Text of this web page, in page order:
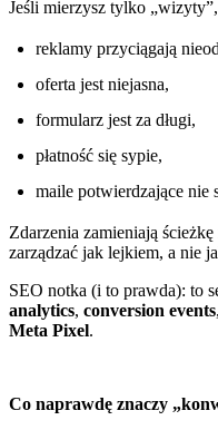
Jeśli mierzysz tylko
reklamy przyciągają
oferta jest niejasna,
formularz jest za długi,
płatność się sypie,
maile potwierdzające nie
Zdarzenia zamieniają
zarządzać jak lejkiem, a nie
SEO notka (i to prawda): to
analytics, conversion events,
Meta Pixel.
Co naprawdę znaczy